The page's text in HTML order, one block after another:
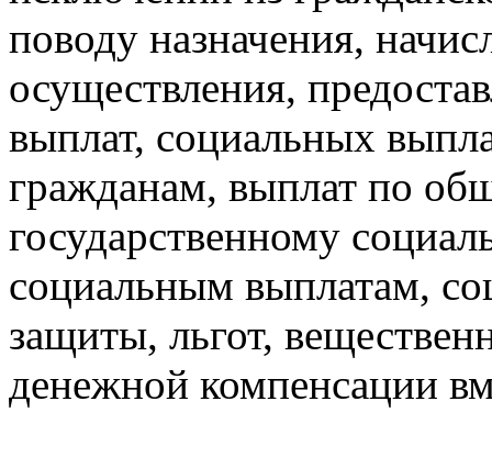
поводу назначения,
осуществления,
выплат, социальных
гражданам, выплат по
государственному
социальным выплатам,
защиты, льгот,
денежной компенсации